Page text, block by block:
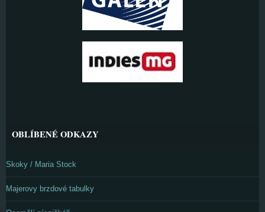
OBLÍBENÉ ODKAZY
Skoky / Maria Stock
Majerovy brzdové tabulky